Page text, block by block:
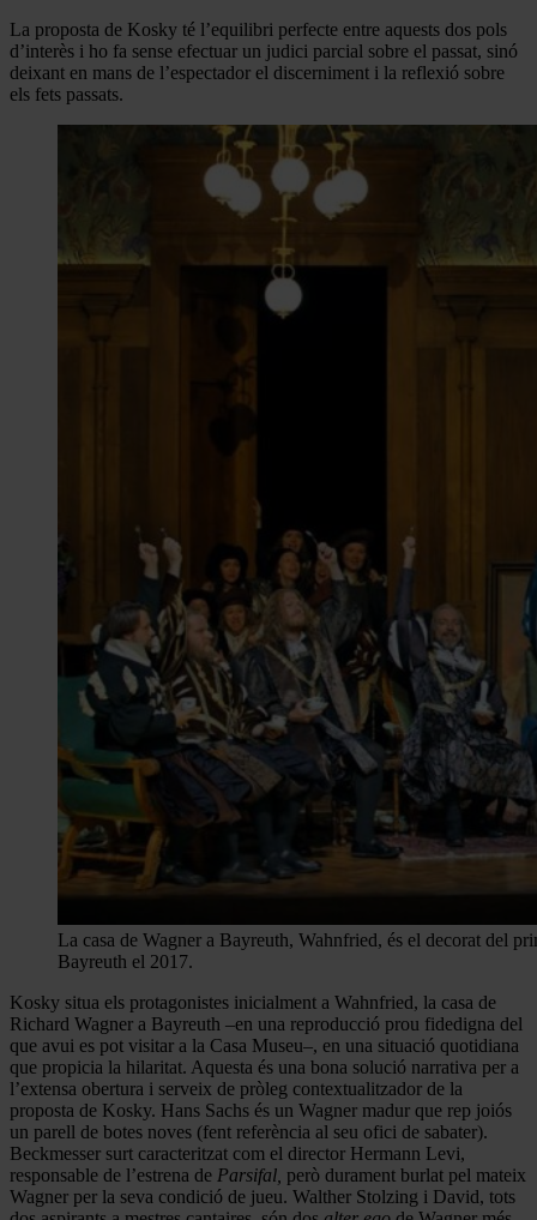
La proposta de Kosky té l’equilibri perfecte entre aquests dos pols
d’interès i ho fa sense efectuar un judici parcial sobre el passat, sinó
deixant en mans de l’espectador el discerniment i la reflexió sobre
els fets passats.
La casa de Wagner a Bayreuth, Wahnfried, és el decorat del
Bayreuth el 2017.
Kosky situa els protagonistes inicialment a Wahnfried, la casa de
Richard Wagner a Bayreuth –en una reproducció prou fidedigna del
que avui es pot visitar a la Casa Museu–, en una situació quotidiana
que propicia la hilaritat. Aquesta és una bona solució narrativa per a
l’extensa obertura i serveix de pròleg contextualitzador de la
proposta de Kosky. Hans Sachs és un Wagner madur que rep joiós
un parell de botes noves (fent referència al seu ofici de sabater).
Beckmesser surt caracteritzat com el director Hermann Levi,
responsable de l’estrena de Parsifal, però durament burlat pel mateix
Wagner per la seva condició de jueu. Walther Stolzing i David, tots